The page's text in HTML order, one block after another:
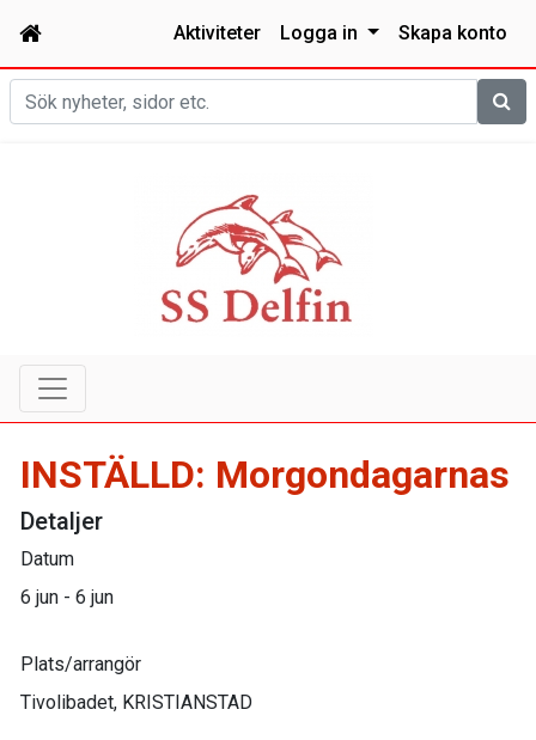
Aktiviteter Logga in Skapa konto
Sök
INSTÄLLD: Morgondagarnas
Detaljer
Datum
6 jun - 6 jun
Plats/arrangör
Tivolibadet, KRISTIANSTAD